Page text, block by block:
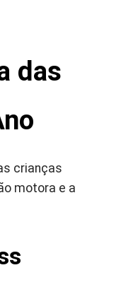
das
crianças
motora e a